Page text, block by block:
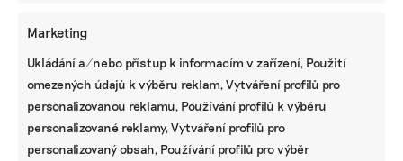
Marketing
Ukládání a/nebo přístup k informacím v zařízení, Použití
omezených údajů k výběru reklam, Vytváření profilů pro
personalizovanou reklamu, Používání profilů k výběru
personalizované reklamy, Vytváření profilů pro
personalizovaný obsah, Používání profilů pro výběr